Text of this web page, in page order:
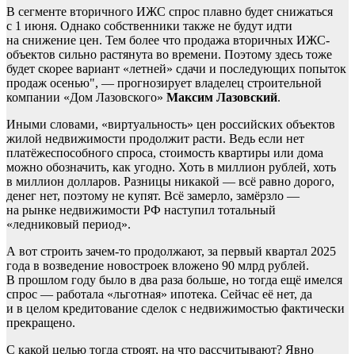
В сегменте вторичного ИЖС спрос плавно будет снижаться
с 1 июня. Однако собственники также не будут идти
на снижение цен. Тем более что продажа вторичных ИЖС-
объектов сильно растянута во времени. Поэтому здесь тоже
будет скорее вариант «летней» сдачи и последующих попыток
продаж осенью", — прогнозирует владелец строительной
компании «Дом Лазовского» Максим Лазовский.
Иными словами, «виртуальность» цен российских объектов
жилой недвижимости продолжит расти. Ведь если нет
платёжеспособного спроса, стоимость квартиры или дома
можно обозначить, как угодно. Хоть в миллион рублей, хоть
в миллион долларов. Разницы никакой — всё равно дорого,
денег нет, поэтому не купят. Всё замерло, замёрзло —
на рынке недвижимости РФ наступил тотальный
«ледниковый период».
А вот строить зачем-то продолжают, за первый квартал 2025
года в возведение новостроек вложено 90 млрд рублей.
В прошлом году было в два раза больше, но тогда ещё имелся
спрос — работала «льготная» ипотека. Сейчас её нет, да
и в целом кредитование сделок с недвижимостью фактически
прекращено.
С какой целью тогда строят, на что рассчитывают? Явно